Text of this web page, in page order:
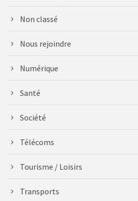
Non classé
Nous rejoindre
Numérique
Santé
Société
Télécoms
Tourisme / Loisirs
Transports